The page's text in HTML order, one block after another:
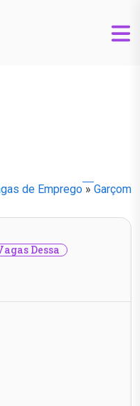
de Emprego » Garçom
Dessa